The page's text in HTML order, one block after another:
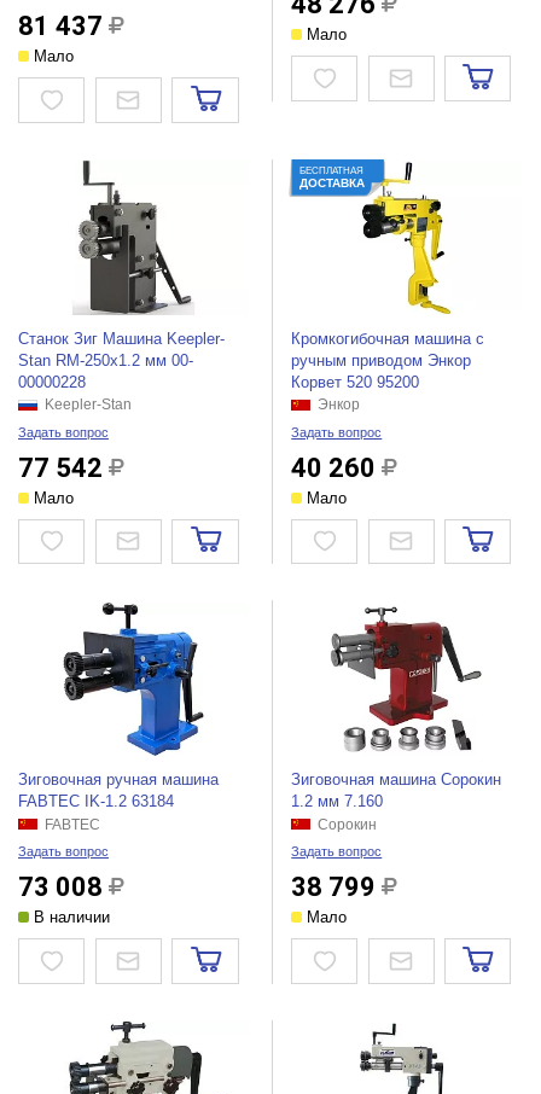
81 437
Мало
Мало
Станок Зиг Машина Keepler-
Stan RM-250x1.2 мм 00-
00000228
Keepler-Stan
Задать вопрос
77 542
Мало
БЕСПЛАТНАЯ
ДОСТАВКА
Кромкогибочная машина с
ручным приводом Энкор
Корвет 520 95200
Энкор
Задать вопрос
40 260
Мало
Зиговочная ручная машина
FABTEC IK-1.2 63184
FABTEC
Задать вопрос
73 008
В наличии
Зиговочная машина Сорокин
1.2 мм 7.160
Сорокин
Задать вопрос
38 799
Мало